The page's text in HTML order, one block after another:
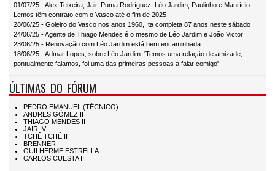
01/07/25 - Alex Teixeira, Jair, Puma Rodríguez, Léo Jardim, Paulinho e Maurício
Lemos têm contrato com o Vasco até o fim de 2025
28/06/25 - Goleiro do Vasco nos anos 1960, Ita completa 87 anos neste sábado
24/06/25 - Agente de Thiago Mendes é o mesmo de Léo Jardim e João Victor
23/06/25 - Renovação com Léo Jardim está bem encaminhada
18/06/25 - Admar Lopes, sobre Léo Jardim: 'Temos uma relação de amizade,
pontualmente falamos, foi uma das primeiras pessoas a falar comigo'
ÚLTIMAS DO FÓRUM